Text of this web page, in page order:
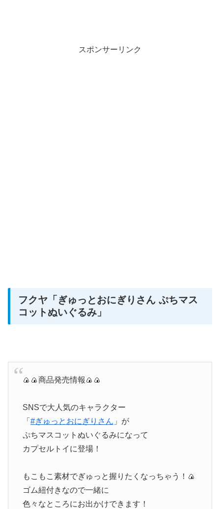
スポンサーリンク
フクヤ 「ぎゅっとおにぎりさん ぷちマス
コットぬいぐるみ」
🍙🍙商品発売情報🍙🍙
SNSで大人気のキャラクター
「 #ぎゅっとおにぎりさん 」が
ぷちマスコットぬいぐるみになって
カプセルトイに登場！
もこもこ素材でぎゅっと握りたくなっちゃう！🍙
ゴム紐付きなので一緒に
色々なところにお出かけできます！